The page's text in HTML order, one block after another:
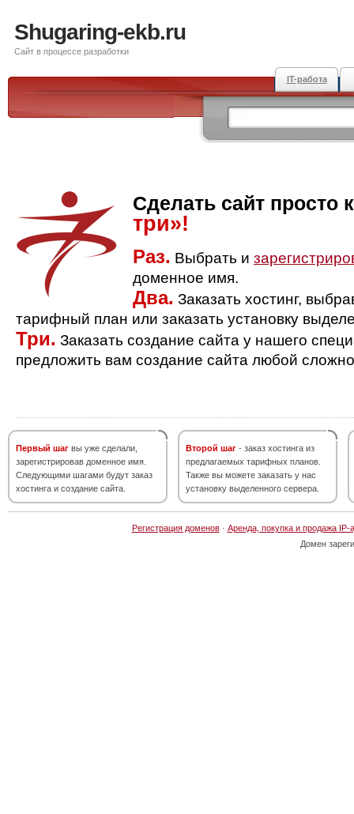
Shugaring-ekb.ru
Сайт в процессе разработки
IT-работа
Сделать сайт просто
три»!
Раз. Выбрать и
доменное имя.
Два. Заказать хостинг,
тарифный план или заказать установку
Три. Заказать создание сайта у нашего
предложить вам создание сайта любой
Первый шаг вы уже сделали,
зарегистрировав доменное имя.
Следующими шагами будут заказ
хостинга и создание сайта.
Второй шаг - заказ хостинга из
предлагаемых тарифных планов.
Также вы можете заказать у нас
установку выделенного сервера.
Регистрация доменов· Аренда, покупка и продажа IP-
Домен